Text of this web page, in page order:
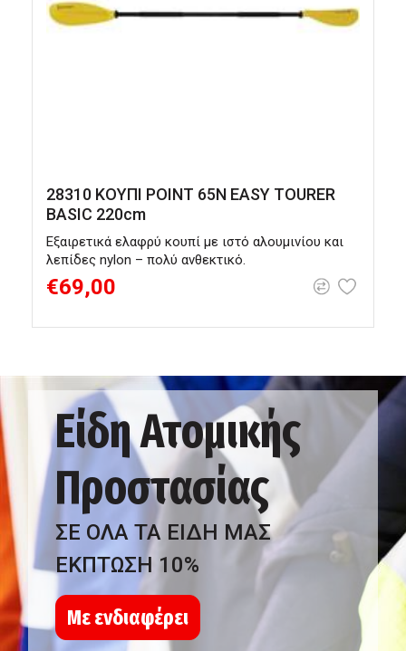
28310 ΚΟΥΠΙ POINT 65N EASY TOURER
BASIC 220cm
Εξαιρετικά ελαφρύ κουπί με ιστό αλουμινίου και
λεπίδες nylon – πολύ ανθεκτικό.
€69,00
Είδη Ατομικής
Προστασίας
ΣΕ ΟΛΑ ΤΑ ΕΙΔΗ ΜΑΣ
ΕΚΠΤΩΣΗ 10%
Με ενδιαφέρει